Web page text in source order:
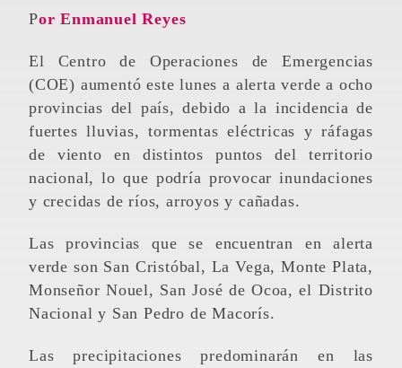
Por Enmanuel Reyes
El Centro de Operaciones de Emergencias
(COE) aumentó este lunes a alerta verde a ocho
provincias del país, debido a la incidencia de
fuertes lluvias, tormentas eléctricas y ráfagas
de viento en distintos puntos del territorio
nacional, lo que podría provocar inundaciones
y crecidas de ríos, arroyos y cañadas.
Las provincias que se encuentran en alerta
verde son San Cristóbal, La Vega, Monte Plata,
Monseñor Nouel, San José de Ocoa, el Distrito
Nacional y San Pedro de Macorís.
Las precipitaciones predominarán en las